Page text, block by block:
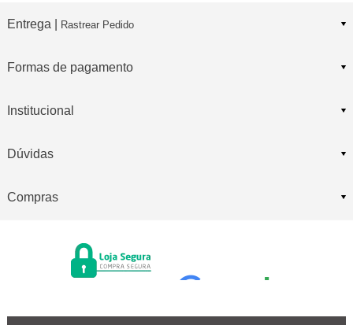
Entrega | Rastrear Pedido
Formas de pagamento
Institucional
Dúvidas
Compras